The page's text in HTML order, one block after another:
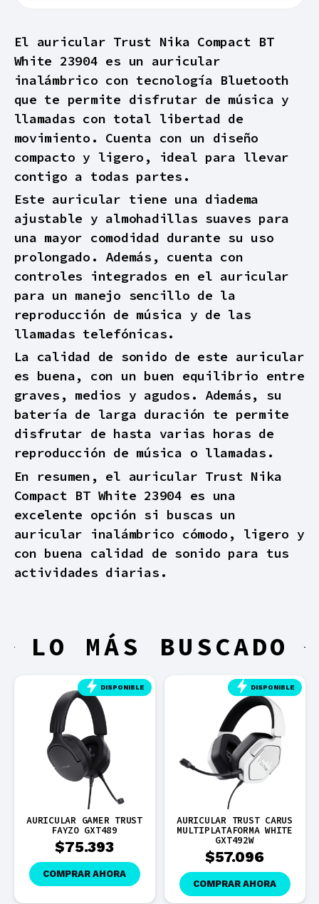
El auricular Trust Nika Compact BT
White 23904 es un auricular
inalámbrico con tecnología Bluetooth
que te permite disfrutar de música y
llamadas con total libertad de
movimiento. Cuenta con un diseño
compacto y ligero, ideal para llevar
contigo a todas partes.
Este auricular tiene una diadema
ajustable y almohadillas suaves para
una mayor comodidad durante su uso
prolongado. Además, cuenta con
controles integrados en el auricular
para un manejo sencillo de la
reproducción de música y de las
llamadas telefónicas.
La calidad de sonido de este auricular
es buena, con un buen equilibrio entre
graves, medios y agudos. Además, su
batería de larga duración te permite
disfrutar de hasta varias horas de
reproducción de música o llamadas.
En resumen, el auricular Trust Nika
Compact BT White 23904 es una
excelente opción si buscas un
auricular inalámbrico cómodo, ligero y
con buena calidad de sonido para tus
actividades diarias.
LO MÁS BUSCADO
DISPONIBLE
AURICULAR GAMER TRUST
FAYZO GXT489
$75.393
COMPRAR AHORA
DISPONIBLE
AURICULAR TRUST CARUS
MULTIPLATAFORMA WHITE
GXT492W
$57.096
COMPRAR AHORA